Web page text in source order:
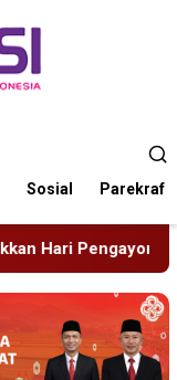
Sosial Parekraf
Tragedi Proyek